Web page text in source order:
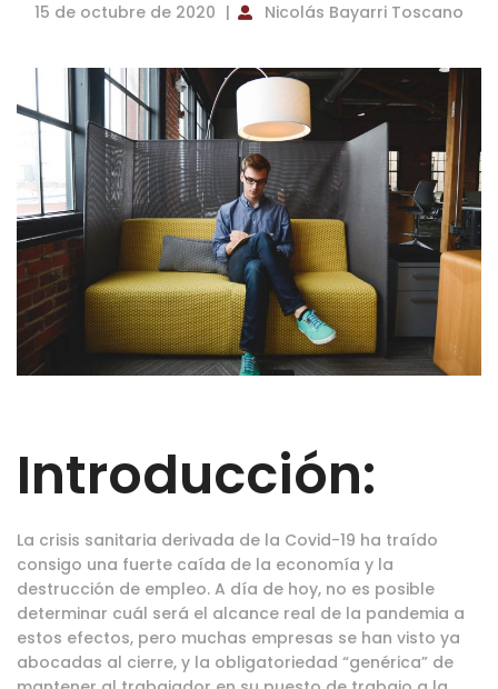
15 de octubre de 2020 Nicolás Bayarri Toscano
Introducción:
La crisis sanitaria derivada de la Covid-19 ha traído
consigo una fuerte caída de la economía y la
destrucción de empleo. A día de hoy, no es posible
determinar cuál será el alcance real de la pandemia a
estos efectos, pero muchas empresas se han visto ya
abocadas al cierre, y la obligatoriedad “genérica” de